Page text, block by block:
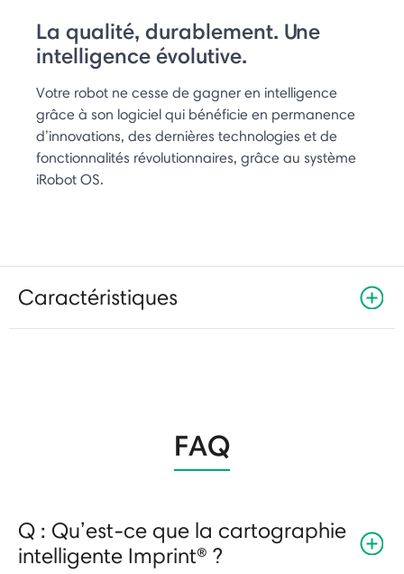
La qualité, durablement. Une
intelligence évolutive.
Votre robot ne cesse de gagner en intelligence
grâce à son logiciel qui bénéficie en permanence
d’innovations, des dernières technologies et de
fonctionnalités révolutionnaires, grâce au système
iRobot OS.
Caractéristiques
FAQ
Q : Qu’est-ce que la cartographie
intelligente Imprint® ?